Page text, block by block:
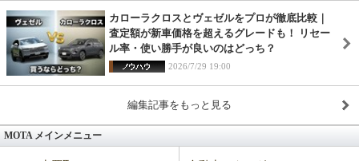
カローラクロスとヴェゼルをプロが徹底比較｜
査定額が新車価格を超えるグレードも！ リセー
ル率・使い勝手が良いのはどっち？
2026/7/29 19:00
編集記事をもっと見る
MOTA メインメニュー